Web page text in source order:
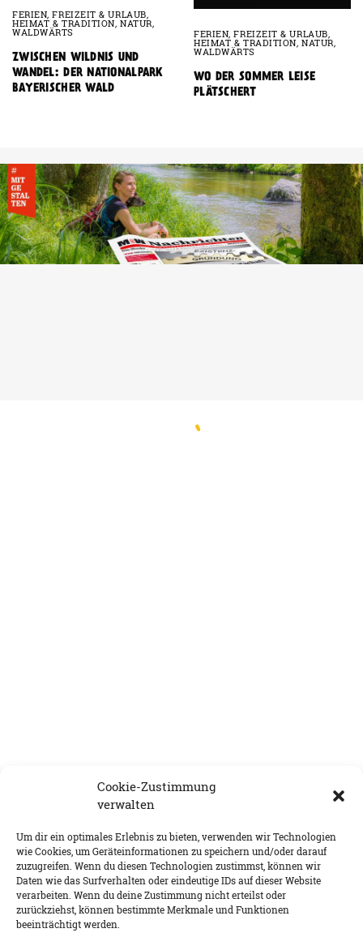
Cookie-Zustimmung
verwalten
Um dir ein optimales Erlebnis zu bieten, verwenden wir Technologien
wie Cookies, um Geräteinformationen zu speichern und/oder darauf
zuzugreifen. Wenn du diesen Technologien zustimmst, können wir
Daten wie das Surfverhalten oder eindeutige IDs auf dieser Website
verarbeiten. Wenn du deine Zustimmung nicht erteilst oder
zurückziehst, können bestimmte Merkmale und Funktionen
beeinträchtigt werden.
FERIEN,FREIZEIT & URLAUB,
HEIMAT & TRADITION,NATUR,
WALDWÄRTS
ZWISCHEN WILDNIS UND
WANDEL: DER NATIONALPARK
BAYERISCHER WALD
FERIEN,FREIZEIT & URLAUB,
HEIMAT & TRADITION,NATUR,
WALDWÄRTS
WO DER SOMMER LEISE
PLÄTSCHERT
DATENSCHUTZ IMPRESSUM COOKIE-RICHTLINIE (EU)